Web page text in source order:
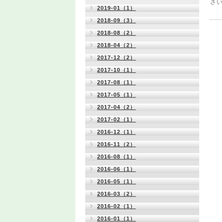
さ
2019-01（1）
2018-09（3）
2018-08（2）
2018-04（2）
2017-12（2）
2017-10（1）
2017-08（1）
2017-05（1）
2017-04（2）
2017-02（1）
2016-12（1）
2016-11（2）
2016-08（1）
2016-06（1）
2016-05（1）
2016-03（2）
2016-02（1）
2016-01（1）